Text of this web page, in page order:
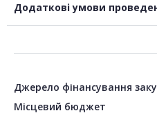
Додаткові умови
Джерело фінансування
Місцевий бюджет